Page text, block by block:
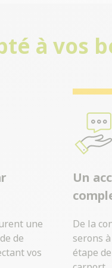
à vos
une
de
vos
Un
De la
serons
étape